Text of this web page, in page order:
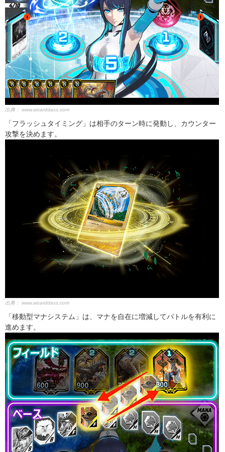
出典： www.aicarddass.com
「フラッシュタイミング」は相手のターン時に発動し、カウンター
攻撃を決めます。
出典： www.aicarddass.com
「移動型マナシステム」は、マナを自在に増減してバトルを有利に
進めます。